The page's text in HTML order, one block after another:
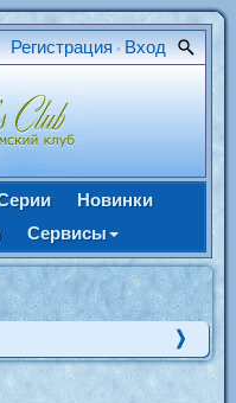
Регистрация • Вход
Новинки
Сервисы